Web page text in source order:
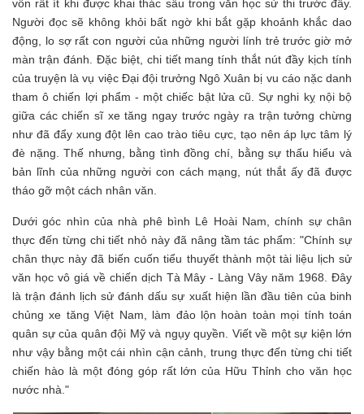
vốn rất ít khi được khai thác sâu trong văn học sử thi trước đây.
Người đọc sẽ không khỏi bất ngờ khi bắt gặp khoảnh khắc dao
động, lo sợ rất con người của những người lính trẻ trước giờ mở
màn trận đánh. Đặc biệt, chi tiết mang tính thắt nút đầy kịch tính
của truyện là vụ việc Đại đội trưởng Ngô Xuân bị vu cáo nặc danh
tham ô chiến lợi phẩm - một chiếc bật lửa cũ. Sự nghi kỵ nội bộ
giữa các chiến sĩ xe tăng ngay trước ngày ra trận tưởng chừng
như đã đẩy xung đột lên cao trào tiêu cực, tạo nên áp lực tâm lý
đè nặng. Thế nhưng, bằng tình đồng chí, bằng sự thấu hiểu và
bản lĩnh của những người con cách mạng, nút thắt ấy đã được
tháo gỡ một cách nhân văn.
Dưới góc nhìn của nhà phê bình Lê Hoài Nam, chính sự chân
thực đến từng chi tiết nhỏ này đã nâng tầm tác phẩm: "Chính sự
chân thực này đã biến cuốn tiểu thuyết thành một tài liệu lịch sử
văn học vô giá về chiến dịch Tà Mây - Làng Vây năm 1968. Đây
là trận đánh lịch sử đánh dấu sự xuất hiện lần đầu tiên của binh
chủng xe tăng Việt Nam, làm đảo lộn hoàn toàn mọi tính toán
quân sự của quân đội Mỹ và ngụy quyền. Viết về một sự kiện lớn
như vậy bằng một cái nhìn cận cảnh, trung thực đến từng chi tiết
chiến hào là một đóng góp rất lớn của Hữu Thỉnh cho văn học
nước nhà."